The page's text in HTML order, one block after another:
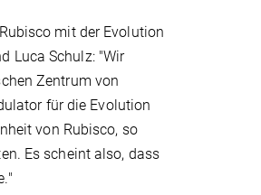
mit der Evolution
Luca Schulz: "Wir
Zentrum von
für die Evolution
von Rubisco, so
Es scheint also, dass